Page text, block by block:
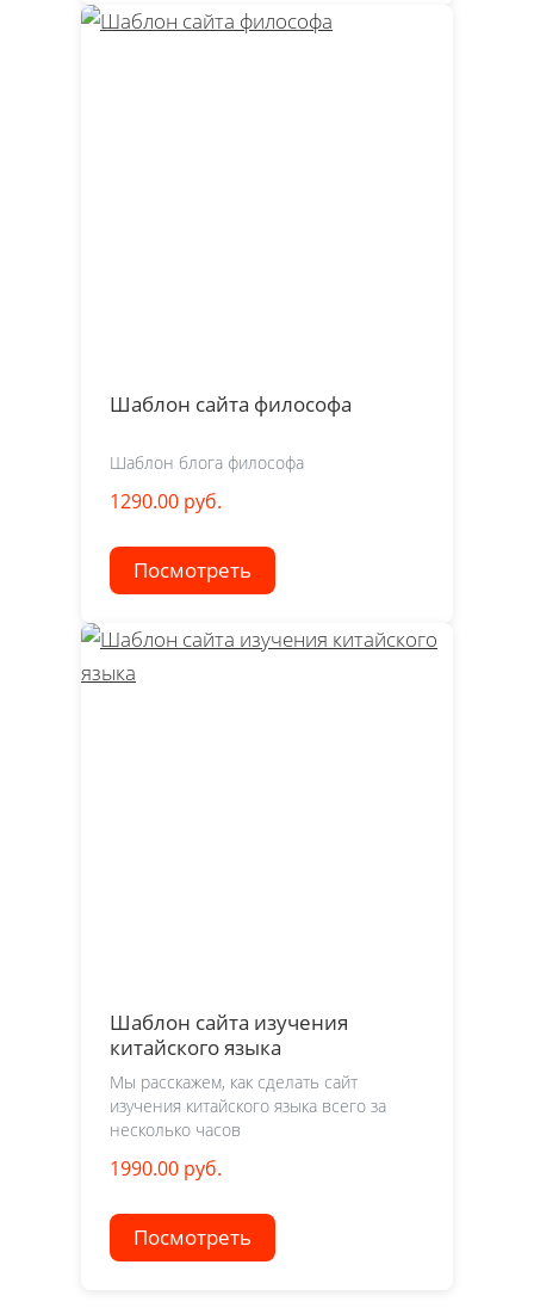
Шаблон сайта философа
Шаблон блога философа
1290.00 руб.
Посмотреть
Шаблон сайта изучения
китайского языка
Мы расскажем, как сделать сайт
изучения китайского языка всего за
несколько часов
1990.00 руб.
Посмотреть